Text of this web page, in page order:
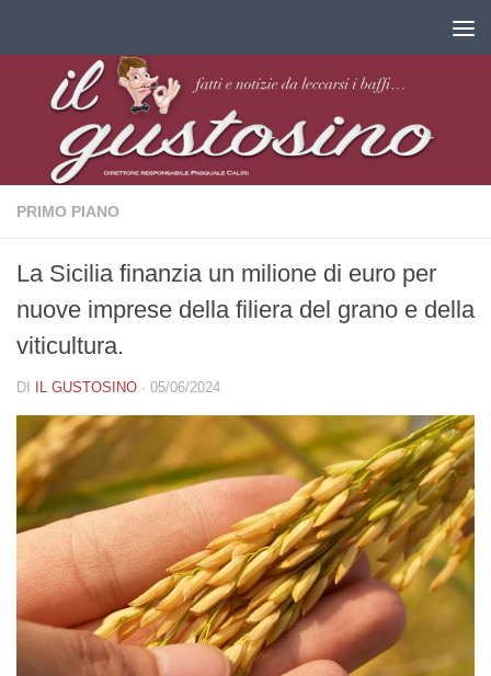
PRIMO PIANO
La Sicilia finanzia un milione di euro per
nuove imprese della filiera del grano e della
viticultura.
DI IL GUSTOSINO · 05/06/2024